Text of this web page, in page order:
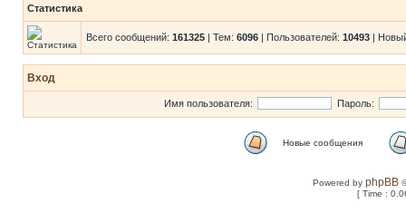
Статистика
Всего сообщений: 161325 | Тем: 6096 | Пользователей: 10493 |
Вход
Имя пользователя: Пароль:
Новые сообщения
Powered byphpBB
[ Time :